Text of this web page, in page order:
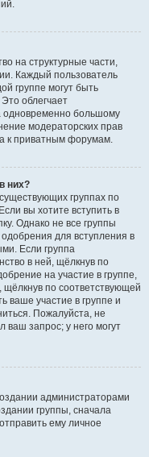
на структурные части,
Каждый пользователь
группе могут быть
облегчает
одновременно большому
модераторских прав
к приватным форумам.
них?
группах по
вы хотите вступить в
Однако не все группы
для вступления в
Если группа
в ней, щёлкнув по
на участие в группе,
по соответствующей
ваше участие в группе и
Пожалуйста, не
ваш запрос; у него могут
администраторами
группы, сначала
ему личное